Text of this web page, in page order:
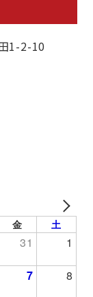
1-2-10
金 土
31 1
7 8